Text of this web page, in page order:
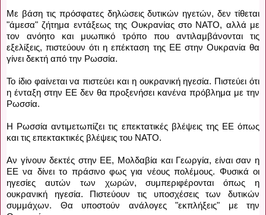
Με βάση τις πρόσφατες δηλώσεις δυτικών ηγετών, δεν τίθεται
"άμεσα" ζήτημα εντάξεως της Ουκρανίας στο ΝΑΤΟ, αλλά με
τον ανόητο και μυωπικό τρόπο που αντιλαμβάνονται τις
εξελίξεις, πιστεύουν ότι η επέκταση της ΕΕ στην Ουκρανία θα
γίνει δεκτή από την Ρωσσία.
Το ίδιο φαίνεται να πιστεύει και η ουκρανική ηγεσία. Πιστεύει ότι
η ένταξη στην ΕΕ δεν θα προξενήσει κανένα πρόβλημα με την
Ρωσσία.
Η Ρωσσία αντιμετωπίζει τις επεκτατικές βλέψεις της ΕΕ όπως
και τις επεκτακτικές βλέψεις του ΝΑΤΟ.
Αν γίνουν δεκτές στην ΕΕ, Μολδαβία και Γεωργία, είναι σαν η
ΕΕ να δίνει το πράσινο φως για νέους πολέμους. Φυσικά οι
ηγεσίες αυτών των χωρών, συμπεριφέρονται όπως η
ουκρανική ηγεσία. Πιστεύουν τις υποσχέσεις των δυτικών
συμμάχων. Θα υποστούν ανάλογες "εκπλήξεις" με την